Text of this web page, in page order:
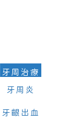
牙周治療
牙周炎
牙齦出血